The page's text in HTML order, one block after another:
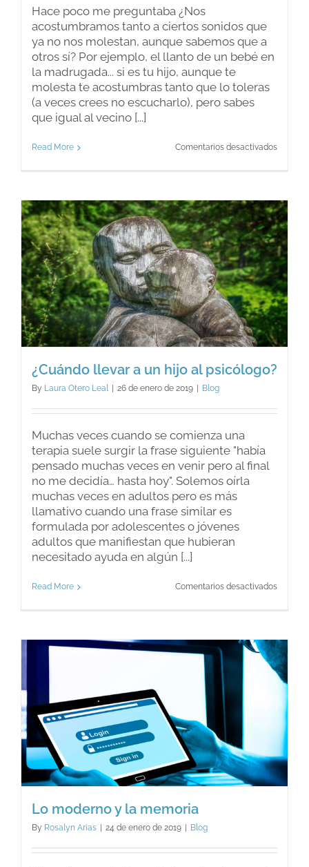
Hace poco me preguntaba ¿Nos
acostumbramos tanto a ciertos sonidos que
ya no nos molestan, aunque sabemos que a
otros sí? Por ejemplo, el llanto de un bebé en
la madrugada... si es tu hijo, aunque te
molesta te acostumbras tanto que lo toleras
(a veces crees no escucharlo), pero sabes
que igual al vecino [...]
Read More Comentarios desactivadosen
sordos?
¿Cuándo llevar a un hijo al psicólogo?
By Laura Otero Leal 26 de enero de 2019 Blog
Muchas veces cuando se comienza una
terapia suele surgir la frase siguiente "había
pensado muchas veces en venir pero al final
no me decidía… hasta hoy". Solemos oírla
muchas veces en adultos pero es más
llamativo cuando una frase similar es
formulada por adolescentes o jóvenes
adultos que manifiestan que hubieran
necesitado ayuda en algún [...]
Read More Comentarios desactivadosen
hijo
al
Lo moderno y la memoria
By Rosalyn Arias 24 de enero de 2019 Blog